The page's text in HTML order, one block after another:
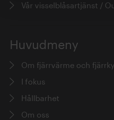
Vår visselblåsartjänst /
Huvudmeny
Om fjärrvärme och
I fokus
Hållbarhet
Om oss